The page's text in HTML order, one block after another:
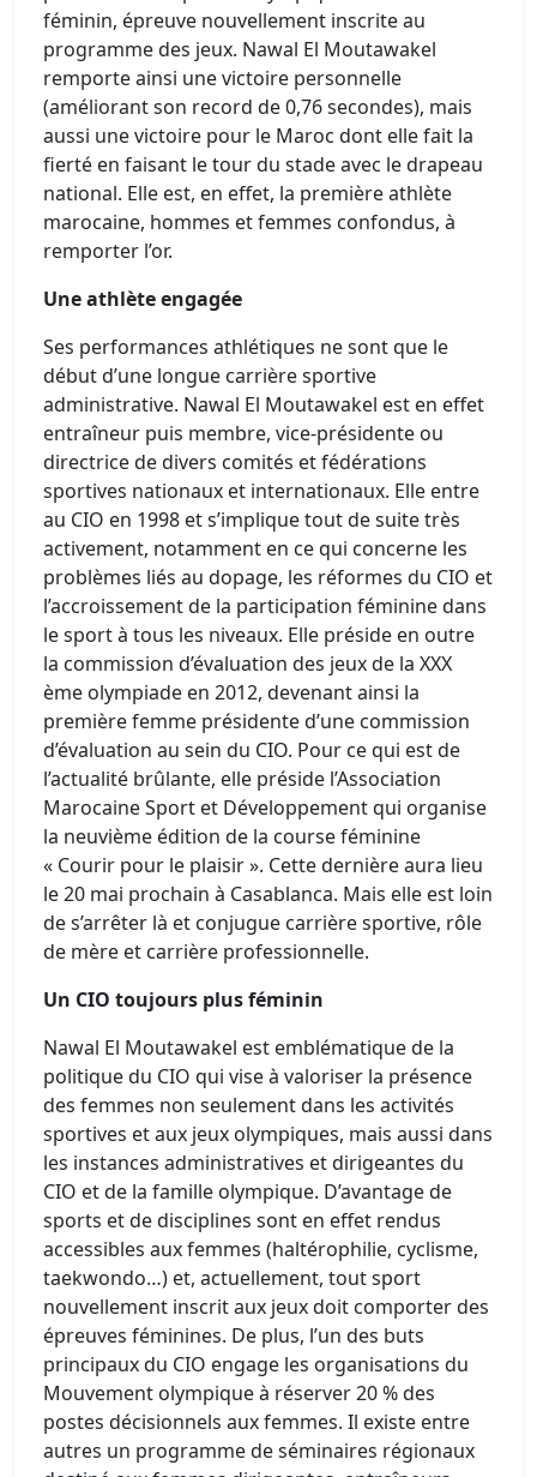
féminin, épreuve nouvellement inscrite au
programme des jeux. Nawal El Moutawakel
remporte ainsi une victoire personnelle
(améliorant son record de 0,76 secondes), mais
aussi une victoire pour le Maroc dont elle fait la
fierté en faisant le tour du stade avec le drapeau
national. Elle est, en effet, la première athlète
marocaine, hommes et femmes confondus, à
remporter l’or.
Une athlète engagée
Ses performances athlétiques ne sont que le
début d’une longue carrière sportive
administrative. Nawal El Moutawakel est en effet
entraîneur puis membre, vice-présidente ou
directrice de divers comités et fédérations
sportives nationaux et internationaux. Elle entre
au CIO en 1998 et s’implique tout de suite très
activement, notamment en ce qui concerne les
problèmes liés au dopage, les réformes du CIO et
l’accroissement de la participation féminine dans
le sport à tous les niveaux. Elle préside en outre
la commission d’évaluation des jeux de la XXX
ème olympiade en 2012, devenant ainsi la
première femme présidente d’une commission
d’évaluation au sein du CIO. Pour ce qui est de
l’actualité brûlante, elle préside l’Association
Marocaine Sport et Développement qui organise
la neuvième édition de la course féminine
« Courir pour le plaisir ». Cette dernière aura lieu
le 20 mai prochain à Casablanca. Mais elle est loin
de s’arrêter là et conjugue carrière sportive, rôle
de mère et carrière professionnelle.
Un CIO toujours plus féminin
Nawal El Moutawakel est emblématique de la
politique du CIO qui vise à valoriser la présence
des femmes non seulement dans les activités
sportives et aux jeux olympiques, mais aussi dans
les instances administratives et dirigeantes du
CIO et de la famille olympique. D’avantage de
sports et de disciplines sont en effet rendus
accessibles aux femmes (haltérophilie, cyclisme,
taekwondo…) et, actuellement, tout sport
nouvellement inscrit aux jeux doit comporter des
épreuves féminines. De plus, l’un des buts
principaux du CIO engage les organisations du
Mouvement olympique à réserver 20 % des
postes décisionnels aux femmes. Il existe entre
autres un programme de séminaires régionaux